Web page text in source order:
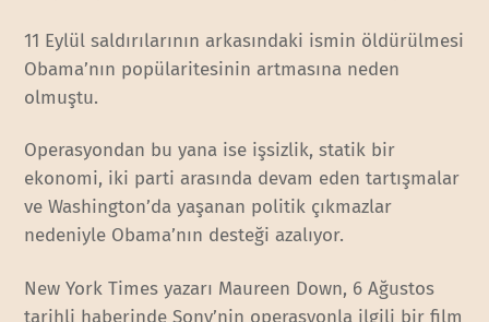
11 Eylül saldırılarının arkasındaki ismin öldürülmesi
Obama’nın popülaritesinin artmasına neden
olmuştu.
Operasyondan bu yana ise işsizlik, statik bir
ekonomi, iki parti arasında devam eden tartışmalar
ve Washington’da yaşanan politik çıkmazlar
nedeniyle Obama’nın desteği azalıyor.
New York Times yazarı Maureen Down, 6 Ağustos
tarihli haberinde Sony’nin operasyonla ilgili bir film